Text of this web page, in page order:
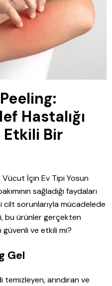
Hastalığı
Etkili Bir
Vücut İçin Ev Tipi Yosun
sağladığı faydaları
cilt sorunlarıyla mücadelede
bu ürünler gerçekten
güvenli ve etkili mi?
Gel
arındıran ve